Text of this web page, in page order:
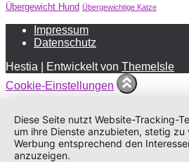
Übergewicht Hund Übergewichtige Katze
Impressum
Datenschutz
Hestia | Entwickelt von ThemeIsle
Cookie-Einstellungen
Diese Seite nutzt Website-Tracking-
um ihre Dienste anzubieten, stetig zu
Werbung entsprechend den
anzuzeigen.